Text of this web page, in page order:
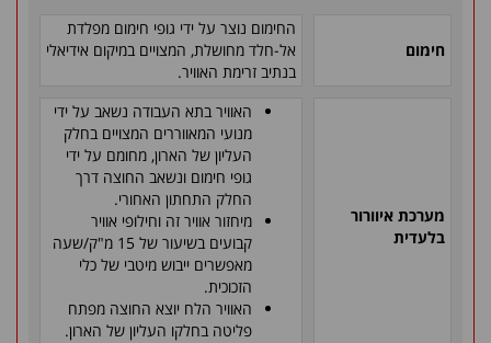
חימום
החימום נוצר על ידי גופי חימום מפלדת
אל-חלד מחושלת, המצויים במיקום אידיאלי
בנתיב זרימת האוויר.
מערכת איוורור
בלעדית
האוויר בתא העבודה נשאב על ידי
מנועי המאווררים המצויים בחלק
העליון של הארון, מחומם על ידי
גופי חימום ונשאב החוצה דרך
החלק התחתון האחורי.
מיחזור אוויר זה וחילופי אוויר
קבועים בשיעור של 15 מ"ק/שעה
מאפשרים ייבוש מיטבי של כלי
הזכוכית.
האוויר הלח יוצא החוצה מפתח
פליטה בחלקו העליון של הארון.